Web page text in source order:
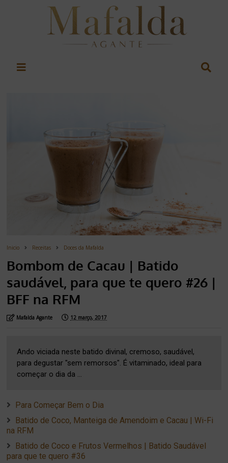
Inicio Receitas Doces da Mafalda
Bombom de Cacau | Batido
saudável, para que te quero #26 |
BFF na RFM
Mafalda Agante 12 março, 2017
Ando viciada neste batido divinal, cremoso, saudável,
para degustar "sem remorsos". É vitaminado, ideal para
começar o dia da ...
Para Começar Bem o Dia
Batido de Coco, Manteiga de Amendoim e Cacau | Wi-Fi
na RFM
Batido de Coco e Frutos Vermelhos | Batido Saudável
para que te quero #36